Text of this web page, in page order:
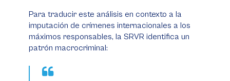
Para traducir este análisis en contexto a la
imputación de crímenes internacionales a los
máximos responsables, la SRVR identifica un
patrón macrocriminal: